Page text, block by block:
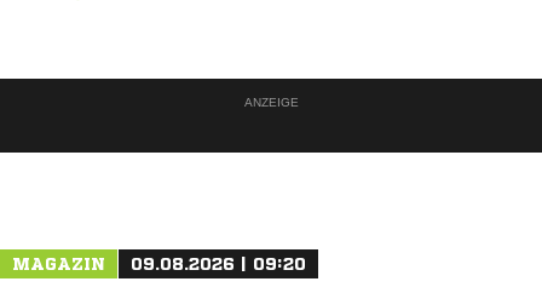
ANZEIGE
MAGAZIN 09.08.2026 | 09:20